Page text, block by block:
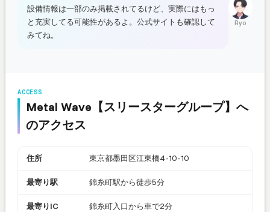
Ryo
設備情報は一部のみ掲載されてるけど、実際にはもっ
と充実してる可能性があるよ。公式サイトも確認して
みてね。
ACCESS
Metal Wave【スリースターグループ】へ
のアクセス
住所 東京都墨田区江東橋4-10-10
最寄り駅 錦糸町駅から徒歩5分
最寄りIC 錦糸町入口から車で2分